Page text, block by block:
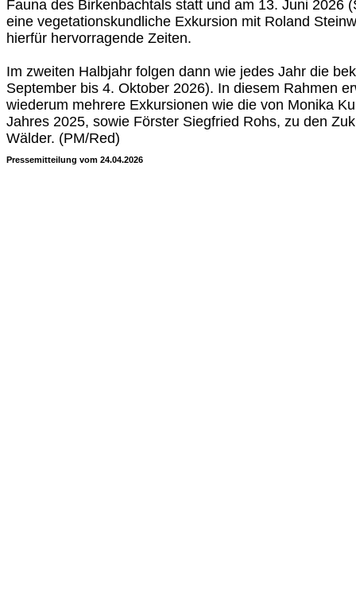
Fauna des Birkenbachtals statt und am 13. Juni 2026
eine vegetationskundliche Exkursion mit Roland
hierfür hervorragende Zeiten.
Im zweiten Halbjahr folgen dann wie jedes Jahr die
September bis 4. Oktober 2026). In diesem Rahmen
wiederum mehrere Exkursionen wie die von Monika
Jahres 2025, sowie Förster Siegfried Rohs, zu den
Wälder. (PM/Red)
Pressemitteilung vom 24.04.2026